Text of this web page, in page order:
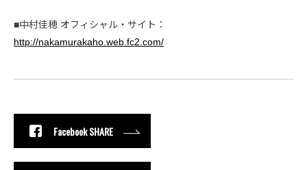
■中村佳穂 オフィシャル・サイト：
http://nakamurakaho.web.fc2.com/
Facebook SHARE